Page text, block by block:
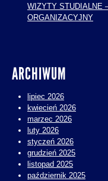
WIZYTY STUDIALNE
ORGANIZACYJNY
ARCHIWUM
lipiec 2026
kwiecień 2026
marzec 2026
luty 2026
styczeń 2026
grudzień 2025
listopad 2025
październik 2025